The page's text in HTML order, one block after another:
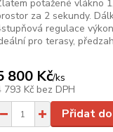
potažené vlákno
za 2 sekundy.
regulace
pro terasy,
800 Kč/ks
793 Kč bez DPH
Přidat